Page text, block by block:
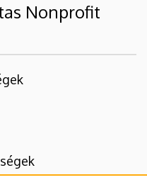
Nonprofit